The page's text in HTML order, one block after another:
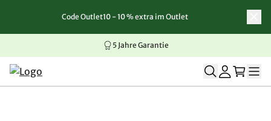
Zum Inhalt springen
Zur Navigation springen
Zum Seitenende springen
Code Outlet10 - 10 % extra im Outlet
5 Jahre Garantie